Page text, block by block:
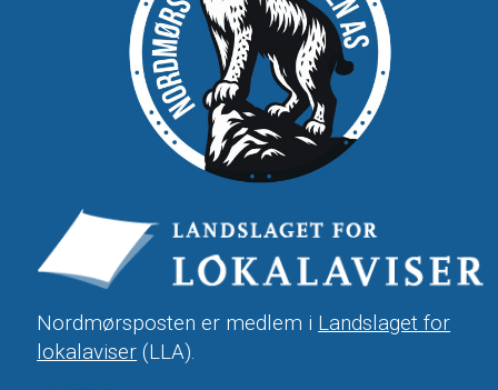
Nordmørsposten er medlem i Landslaget for
lokalaviser (LLA).